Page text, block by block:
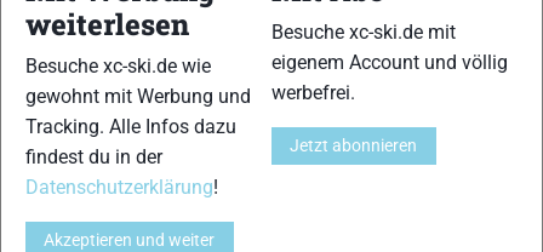
25
weiterlesen
Besuche xc-ski.de wie
gewohnt mit Werbung und
Tracking. Alle Infos dazu
findest du in der
Datenschutzerklärung!
Akzeptieren und weiter
Besuche xc-ski.de mit
eigenem Account und völlig
werbefrei.
Jetzt abonnieren